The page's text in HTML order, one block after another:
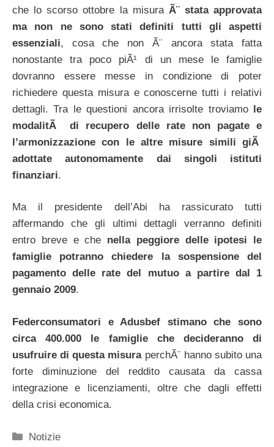
che lo scorso ottobre la misura Ã¨ stata approvata
ma non ne sono stati definiti tutti gli aspetti
essenziali, cosa che non Ã¨ ancora stata fatta
nonostante tra poco piÃ¹ di un mese le famiglie
dovranno essere messe in condizione di poter
richiedere questa misura e conoscerne tutti i relativi
dettagli. Tra le questioni ancora irrisolte troviamo le
modalitÃ di recupero delle rate non pagate e
l’armonizzazione con le altre misure simili giÃ
adottate autonomamente dai singoli istituti
finanziari.
Ma il presidente dell’Abi ha rassicurato tutti
affermando che gli ultimi dettagli verranno definiti
entro breve e che nella peggiore delle ipotesi le
famiglie potranno chiedere la sospensione del
pagamento delle rate del mutuo a partire dal 1
gennaio 2009.
Federconsumatori e Adusbef stimano che sono
circa 400.000 le famiglie che decideranno di
usufruire di questa misuraperchÃ¨ hanno subito una
forte diminuzione del reddito causata da cassa
integrazione e licenziamenti, oltre che dagli effetti
della crisi economica.
Categorie
Notizie